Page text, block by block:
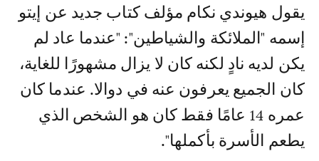
يقول هيوندي نكام مؤلف كتاب جديد عن إيتو
إسمه "الملائكة والشياطين": "عندما عاد لم
يكن لديه نادٍ لكنه كان لا يزال مشهورًا للغاية،
كان الجميع يعرفون عنه في دوالا. عندما كان
عمره 14 عامًا فقط كان هو الشخص الذي
يطعم الأسرة بأكملها".